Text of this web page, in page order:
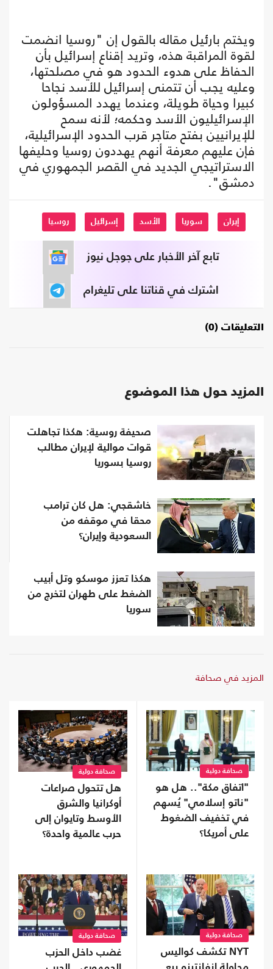
ويختم بارئيل مقاله بالقول إن "روسيا انضمت
لقوة المراقبة هذه، وتريد إقناع إسرائيل بأن
الحفاظ على هدوء الحدود هو في مصلحتها،
وعليه يجب أن تتمنى إسرائيل للأسد نجاحا
كبيرا وحياة طويلة، وعندما يهدد المسؤولون
الإسرائيليون الأسد وحكمه؛ لأنه سمح
للإيرانيين بفتح متاجر قرب الحدود الإسرائيلية،
فإن عليهم معرفة أنهم يهددون روسيا وحليفها
الاستراتيجي الجديد في القصر الجمهوري في
دمشق".
إيران سوريا الأسد إسرائيل روسيا
تابع آخر الأخبار على جوجل نيوز
اشترك في قناتنا على تليغرام
التعليقات (0)
المزيد حول هذا الموضوع
صحيفة روسية: هكذا تجاهلت
قوات موالية لإيران مطالب
روسيا بسوريا
خاشقجي: هل كان ترامب
محقا في موقفه من
السعودية وإيران؟
هكذا تعزز موسكو وتل أبيب
الضغط على طهران لتخرج من
سوريا
المزيد في صحافة
صحافة دولية
"اتفاق مكة".. هل هو
"ناتو إسلامي" يُسهم
في تخفيف الضغوط
على أمريكا؟
صحافة دولية
هل تتحول صراعات
أوكرانيا والشرق
الأوسط وتايوان إلى
حرب عالمية واحدة؟
صحافة دولية
NYT تكشف كواليس
صحافة دولية
غضب داخل الحزب